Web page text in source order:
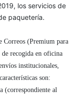
los servicios de
paquetería.
Correos (Premium para
recogida en oficina
institucionales,
son:
(correspondiente al